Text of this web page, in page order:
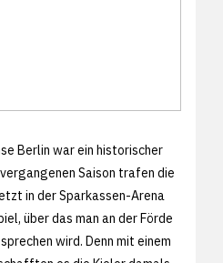
Berlin war ein historischer
Saison trafen die
in der Sparkassen-Arena
über das man an der Förde
wird. Denn mit einem